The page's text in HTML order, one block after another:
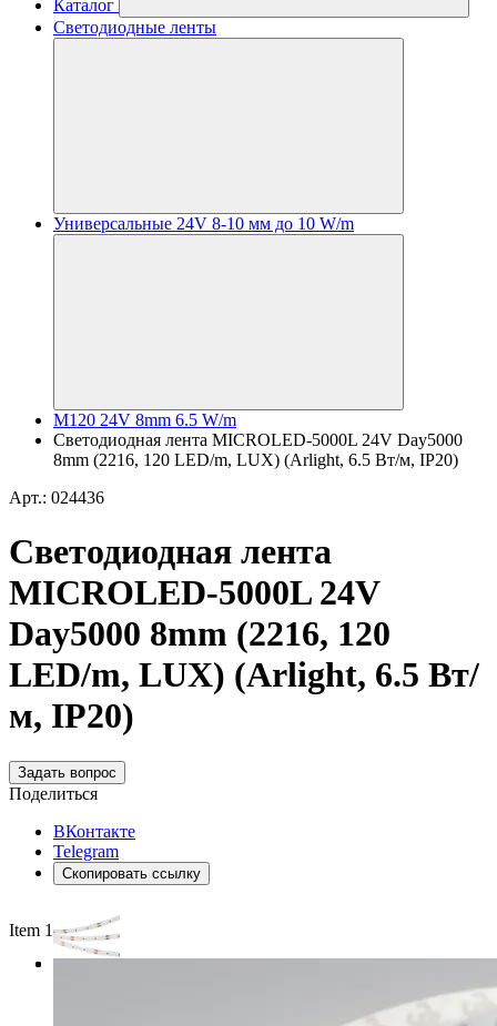
Каталог
Светодиодные ленты
Универсальные 24V 8-10 мм до 10 W/m
M120 24V 8mm 6.5 W/m
Светодиодная лента MICROLED-5000L 24V Day5000
8mm (2216, 120 LED/m, LUX) (Arlight, 6.5 Вт/м, IP20)
Арт.: 024436
Светодиодная лента
MICROLED-5000L 24V
Day5000 8mm (2216, 120
LED/m, LUX) (Arlight, 6.5 Вт/
м, IP20)
Задать вопрос
Поделиться
ВКонтакте
Telegram
Скопировать ссылку
Item 1 of 3